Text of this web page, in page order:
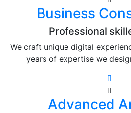
Business
Professional
We craft unique digital
years of expertise we
Advanced